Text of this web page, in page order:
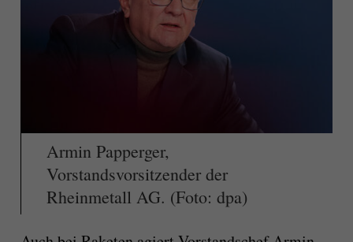
Armin Papperger,
Vorstandsvorsitzender der
Rheinmetall AG. (Foto: dpa)